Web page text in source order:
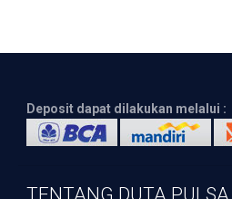
Deposit dapat dilakukan melalui :
TENTANG DUTA PULSA